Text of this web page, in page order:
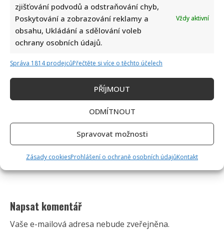
zjišťování podvodů a odstraňování chyb,
Poskytování a zobrazování reklamy a
obsahu, Ukládání a sdělování voleb
ochrany osobních údajů.
Vždy aktivní
Správa 1814 prodejcůPřečtěte si více o těchto účelech
PŘÍJMOUT
ODMÍTNOUT
Spravovat možnosti
Zásady cookiesProhlášení o ochraně osobních údajůKontakt
Napsat komentář
Vaše e-mailová adresa nebude zveřejněna.